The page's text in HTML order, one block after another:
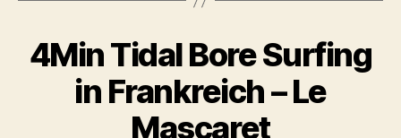
4Min Tidal Bore Surfing
in Frankreich – Le
Mascaret